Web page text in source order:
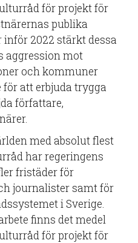
för projekt för
publika
inför 2022 stärkt dessa
aggression mot
och kommuner
att erbjuda trygga
författare,
med absolut flest
har regeringens
fristäder för
journalister samt för
i Sverige.
finns det medel
för projekt för